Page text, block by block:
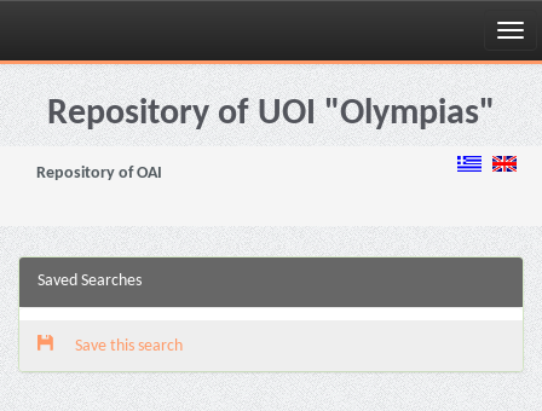
Skip
navigationRepository of UOI "Olympias"
Repository of OAI
Saved Searches
Save this search